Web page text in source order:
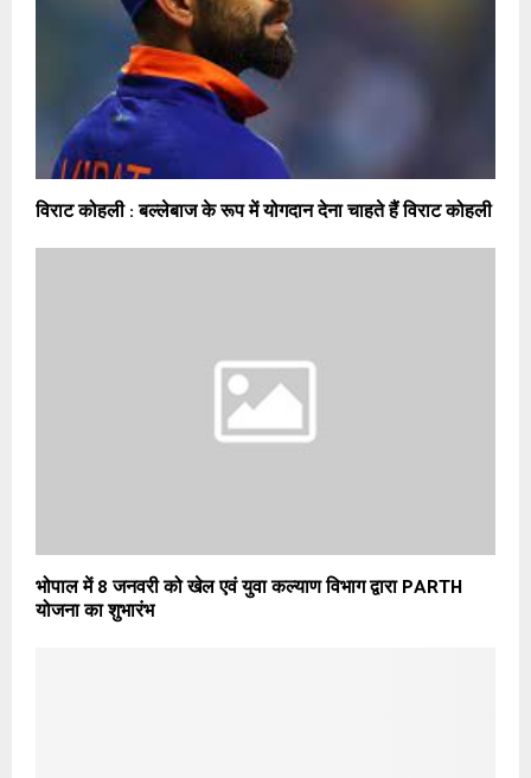
विराट कोहली : बल्लेबाज के रूप में योगदान देना चाहते हैं विराट कोहली
भोपाल में 8 जनवरी को खेल एवं युवा कल्याण विभाग द्वारा PARTH
योजना का शुभारंभ